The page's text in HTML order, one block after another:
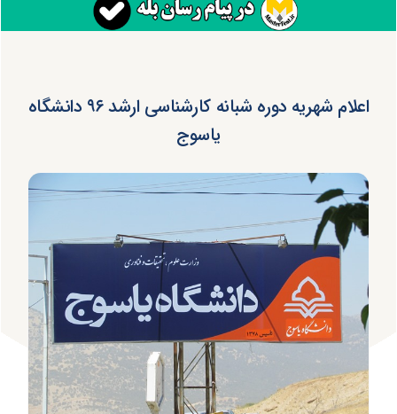
اعلام شهریه دوره‌ شبانه کارشناسی ارشد ۹۶ دانشگاه
یاسوج